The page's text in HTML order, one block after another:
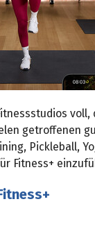
voll,
getroffenen
Pickleball,
Fitness+